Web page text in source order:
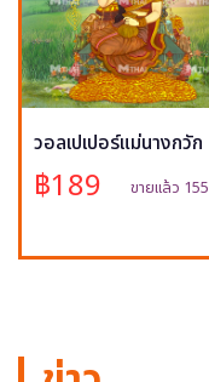
วอลเปเปอร์แม่นางกวัก
฿189 ขายแล้ว